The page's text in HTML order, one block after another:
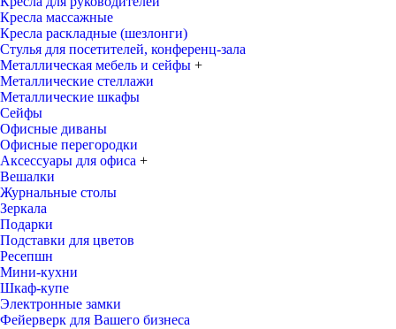
Кресла массажные
Кресла раскладные (шезлонги)
Стулья для посетителей, конференц-зала
Металлическая мебель и сейфы +
Металлические стеллажи
Металлические шкафы
Сейфы
Офисные диваны
Офисные перегородки
Аксессуары для офиса +
Вешалки
Журнальные столы
Зеркала
Подарки
Подставки для цветов
Ресепшн
Мини-кухни
Шкаф-купе
Электронные замки
Фейерверк для Вашего бизнеса